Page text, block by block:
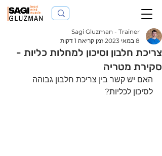
צריכת חלבון וסיכון למחלות כליות -
סקירת מטריה
Sagi Gluzman - Trainer
8 במאי 2023
זמן קריאה 1 דקות
האם יש קשר בין צריכת חלבון גבוהה
לסיכון לכליות?